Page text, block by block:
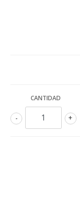
CANTIDAD
+
-